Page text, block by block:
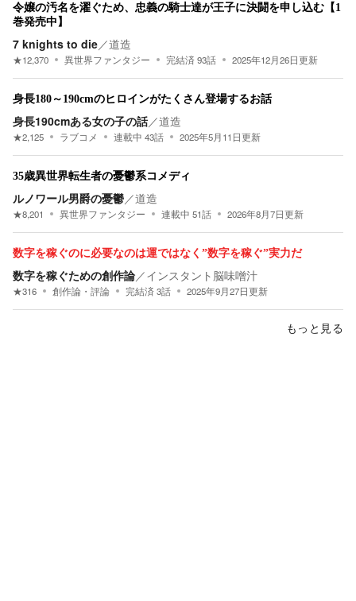
令嬢の汚名を濯ぐため、忠義の騎士達が王子に決闘を申し込む【1
巻発売中】
7 knights to die／道造
★12,370 異世界ファンタジー 完結済93話 2025年12月26日更新
身長180～190cmのヒロインがたくさん登場するお話
身長190cmある女の子の話／道造
★2,125 ラブコメ 連載中 43話 2025年5月11日更新
35歳異世界転生者の憂鬱系コメディ
ルノワール男爵の憂鬱／道造
★8,201 異世界ファンタジー 連載中 51話 2026年8月7日更新
数字を稼ぐのに必要なのは運ではなく”数字を稼ぐ”実力だ
数字を稼ぐための創作論／インスタント脳味噌汁
★316 創作論・評論 完結済3話 2025年9月27日更新
もっと見る